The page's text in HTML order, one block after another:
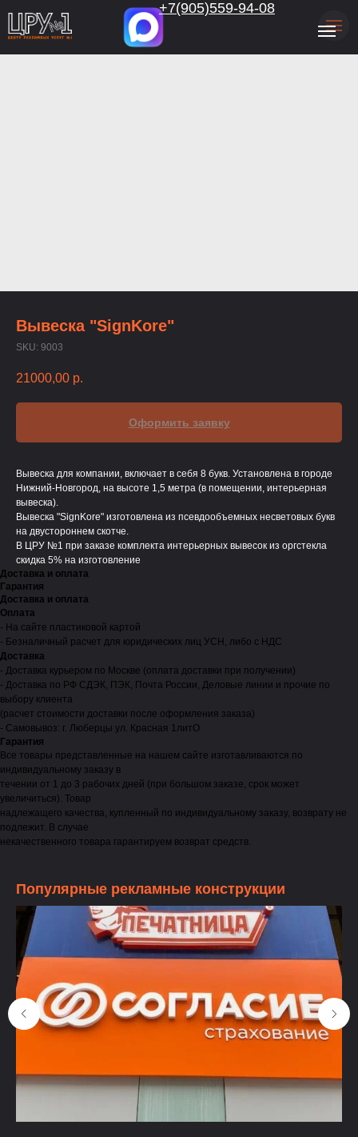
+7(905)559-94-08
Вывеска "SignKore"
SKU: 9003
21000,00 р.
Оформить заявку
Вывеска для компании, включает в себя 8 букв. Установлена в городе
Нижний-Новгород, на высоте 1,5 метра (в помещении, интерьерная
вывеска).
Вывеска "SignKore" изготовлена из псевдообъемных несветовых букв
на двустороннем скотче.
В ЦРУ №1 при заказе комплекта интерьерных вывесок из оргстекла
скидка 5% на изготовление
Доставка и оплата
Гарантия
Доставка и оплата
Оплата
- На сайте пластиковой картой
- Безналичный расчет для юридических лиц УСН, либо с НДС
Доставка
- Доставка курьером по Москве (оплата доставки при получении)
- Доставка по РФ СДЭК, ПЭК, Почта России, Деловые линии и прочие по
выбору клиента
(расчет стоимости доставки после оформления заказа)
- Самовывоз: г. Люберцы ул. Красная 1литО
Гарантия
Все товары представленные на нашем сайте изготавливаются по
индивидуальному заказу в
течении от 1 до 3 рабочих дней (при большом заказе, срок может
увеличиться). Товар
надлежащего качества, купленный по индивидуальному заказу, возврату не
подлежит. В случае
некачественного товара гарантируем возврат средств.
Популярные рекламные конструкции